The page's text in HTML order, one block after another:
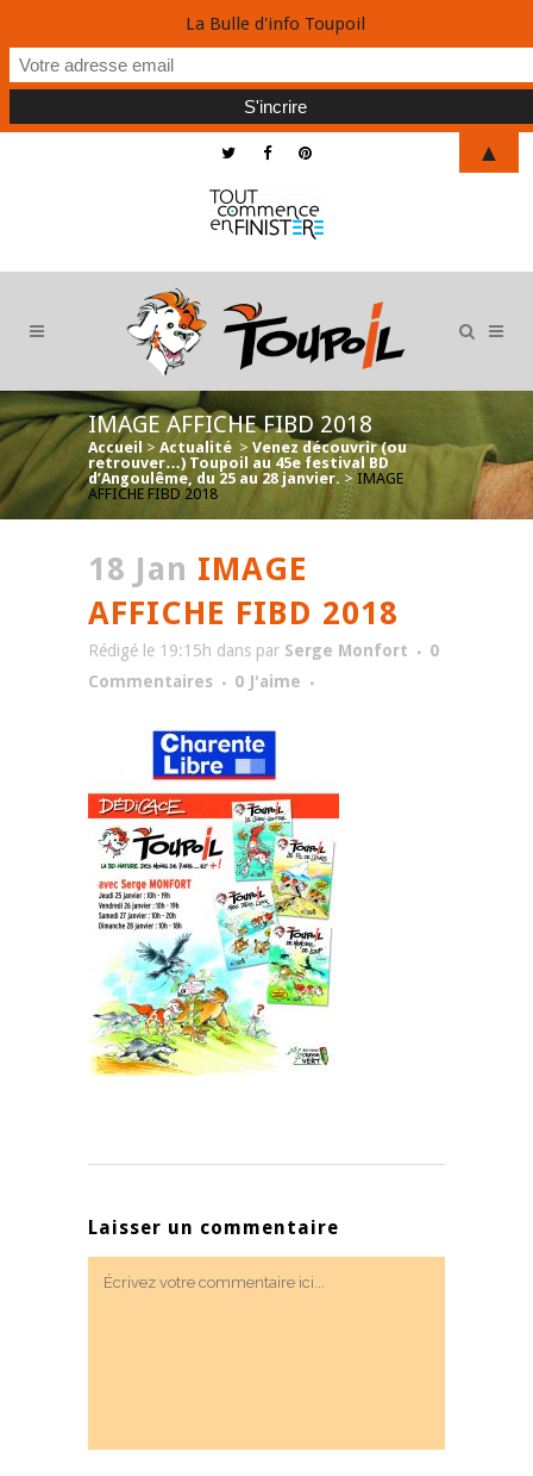
IMAGE AFFICHE FIBD 2018
Accueil > Actualité > Venez découvrir (ou
retrouver…) Toupoil au 45e festival BD
d’Angoulême, du 25 au 28 janvier. >IMAGE
AFFICHE FIBD 2018
18 Jan IMAGE
AFFICHE FIBD 2018
Rédigé le 19:15h dans par Serge Monfort
0
Commentaires
0 J'aime
Laisser un commentaire
La Bulle d'info Toupoil
▲